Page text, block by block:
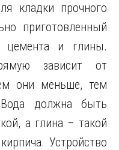
кладки прочного
приготовленный
цемента и глины.
зависит от
они меньше, тем
должна быть
а глина – такой
Устройство